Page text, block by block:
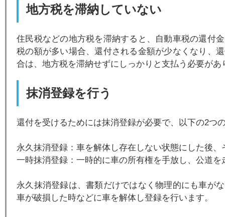
地方税を滞納していない
住民税などの地方税を滞納すると、自動車税の還付
税の額が多い場合、還付される金額が少なくなり、
合は、地方税を滞納せずにしっかりと支払う必要があ
抹消登録を行う
還付を受けるためには抹消登録が必要で、以下の2つ
永久抹消登録：車を解体し存在しない状態にした後
一時抹消登録：一時的に車の所有権を手放し、公道を
永久抹消登録は、書類だけではなく物理的にも車が
車が破損した時などに車を解体し登録を行います。